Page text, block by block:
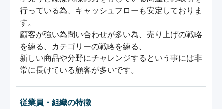
行っている為、キャッシュフローも安定しておりま
す。
顧客が強い為問い合わせが多い為、売り上げの戦略
を練る、カテゴリーの戦略を練る、
新しい商品や分野にチャレンジするという事には非
常に長けている顧客が多いです。
従業員・組織の特徴